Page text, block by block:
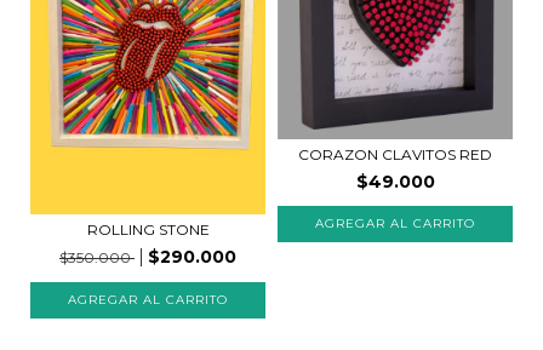
ROLLING STONE
$350.000
$290.000
CORAZON CLAVITOS RED
$49.000
AGREGAR AL CARRITO